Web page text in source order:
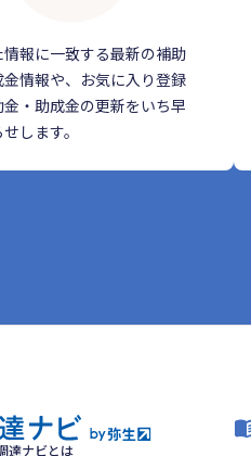
報に一致する最新の補助
情報や、お気に入り登録
金・助成金の更新をいち早
します。
達ナビとは